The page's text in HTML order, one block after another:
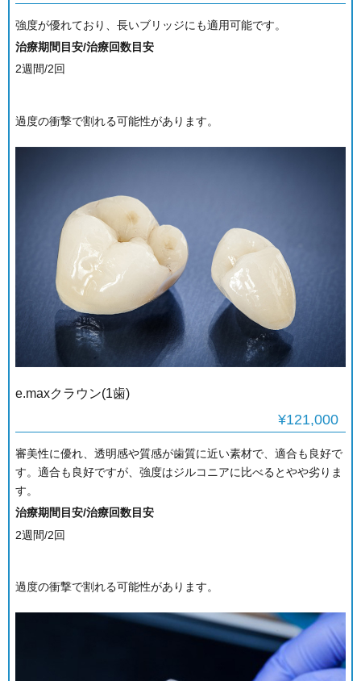
強度が優れており、長いブリッジにも適用可能です。
治療期間目安/治療回数目安
2週間/2回
過度の衝撃で割れる可能性があります。
e.maxクラウン(1歯)
¥121,000
審美性に優れ、透明感や質感が歯質に近い素材で、適合も良好で
す。適合も良好ですが、強度はジルコニアに比べるとやや劣りま
す。
治療期間目安/治療回数目安
2週間/2回
過度の衝撃で割れる可能性があります。